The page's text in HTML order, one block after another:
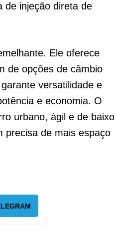
de injeção direta de
Ele oferece
de opções de câmbio
versatilidade e
e economia. O
urbano, ágil e de baixo
precisa de mais espaço